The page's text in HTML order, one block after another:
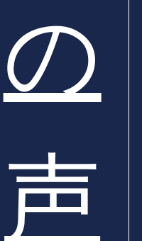
新
)
の
声